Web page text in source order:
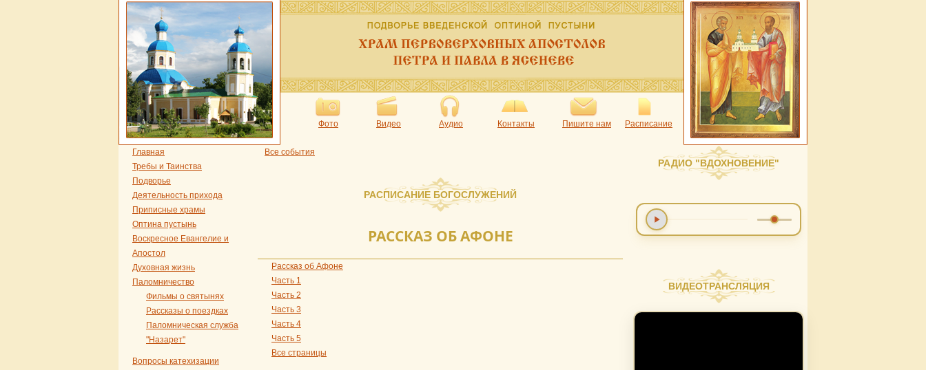
Фото Видео Аудио Контакты Пишите нам Расписание
Главная
Требы и Таинства
Подворье
Деятельность прихода
Приписные храмы
Оптина пустынь
Воскресное Евангелие и
Апостол
Духовная жизнь
Паломничество
Фильмы о святынях
Рассказы о поездках
Паломническая служба
"Назарет"
Вопросы катехизации
Все события
РАСПИСАНИЕ БОГОСЛУЖЕНИЙ
РАССКАЗ ОБ АФОНЕ
Рассказ об Афоне
Часть 1
Часть 2
Часть 3
Часть 4
Часть 5
Все страницы
РАДИО "ВДОХНОВЕНИЕ"
ВИДЕОТРАНСЛЯЦИЯ